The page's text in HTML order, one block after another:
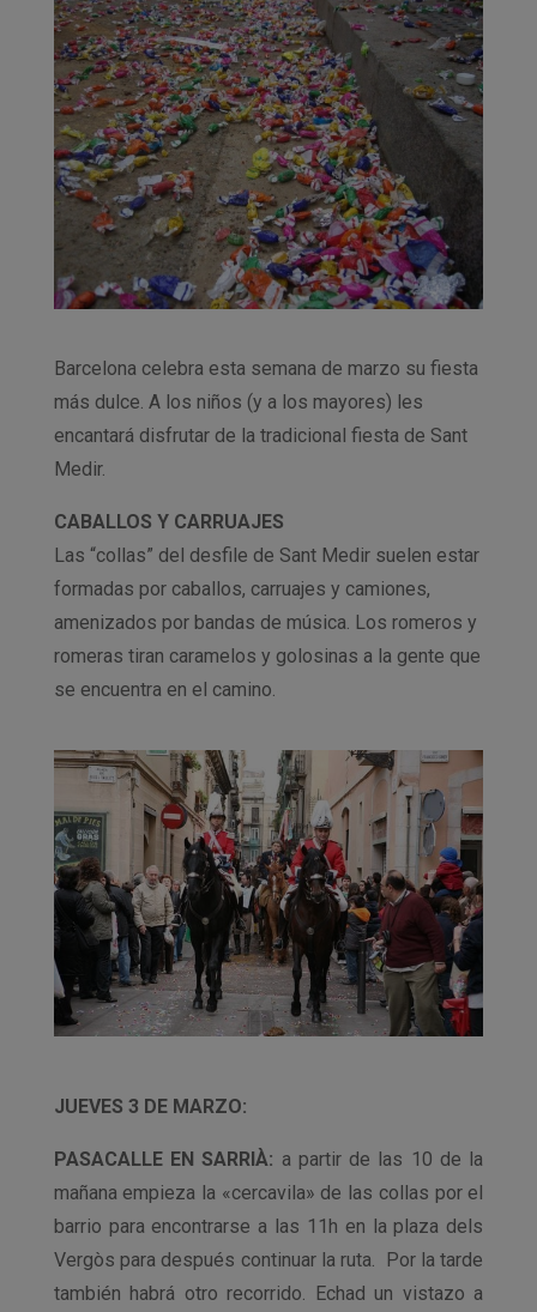
Barcelona celebra esta semana de marzo su fiesta
más dulce. A los niños (y a los mayores) les
encantará disfrutar de la tradicional fiesta de Sant
Medir.
CABALLOS Y CARRUAJES
Las “collas” del desfile de Sant Medir suelen estar
formadas por caballos, carruajes y camiones,
amenizados por bandas de música. Los romeros y
romeras tiran caramelos y golosinas a la gente que
se encuentra en el camino.
JUEVES 3 DE MARZO:
PASACALLE EN SARRIÀ: a partir de las 10 de la
mañana empieza la «cercavila» de las collas por el
barrio para encontrarse a las 11h en la plaza dels
Vergòs para después continuar la ruta. Por la tarde
también habrá otro recorrido. Echad un vistazo a